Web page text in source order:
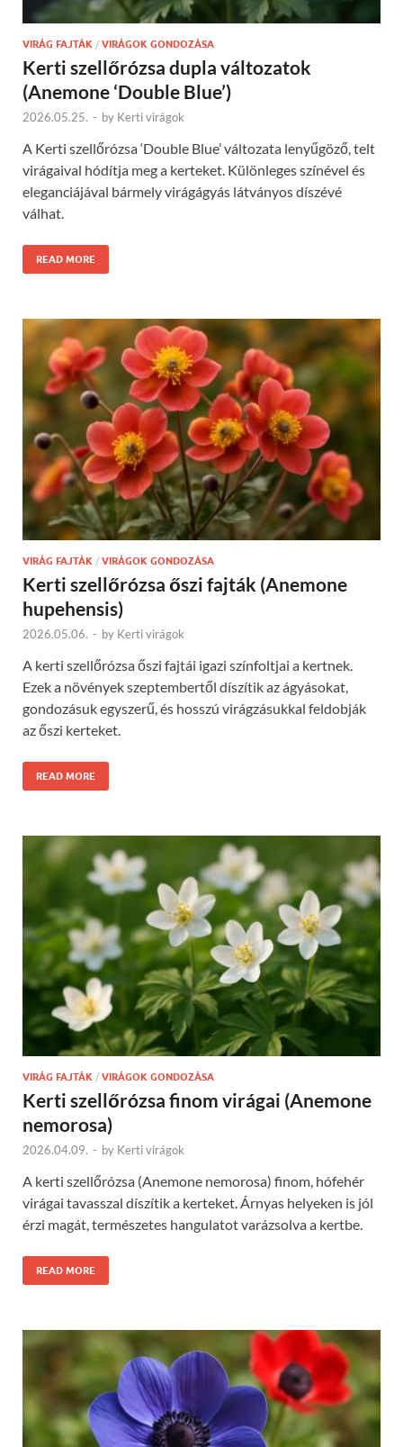
VIRÁG FAJTÁK / VIRÁGOK GONDOZÁSA
Kerti szellőrózsa dupla változatok
(Anemone ‘Double Blue’)
2026.05.25. - by Kerti virágok
A Kerti szellőrózsa ‘Double Blue’ változata lenyűgöző, telt
virágaival hódítja meg a kerteket. Különleges színével és
eleganciájával bármely virágágyás látványos díszévé
válhat.
READ MORE
VIRÁG FAJTÁK / VIRÁGOK GONDOZÁSA
Kerti szellőrózsa őszi fajták (Anemone
hupehensis)
2026.05.06. - by Kerti virágok
A kerti szellőrózsa őszi fajtái igazi színfoltjai a kertnek.
Ezek a növények szeptembertől díszítik az ágyásokat,
gondozásuk egyszerű, és hosszú virágzásukkal feldobják
az őszi kerteket.
READ MORE
VIRÁG FAJTÁK / VIRÁGOK GONDOZÁSA
Kerti szellőrózsa finom virágai (Anemone
nemorosa)
2026.04.09. - by Kerti virágok
A kerti szellőrózsa (Anemone nemorosa) finom, hófehér
virágai tavasszal díszítik a kerteket. Árnyas helyeken is jól
érzi magát, természetes hangulatot varázsolva a kertbe.
READ MORE